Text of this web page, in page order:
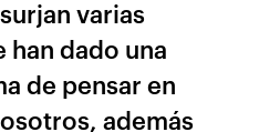
varias
han dado una
de pensar en
además